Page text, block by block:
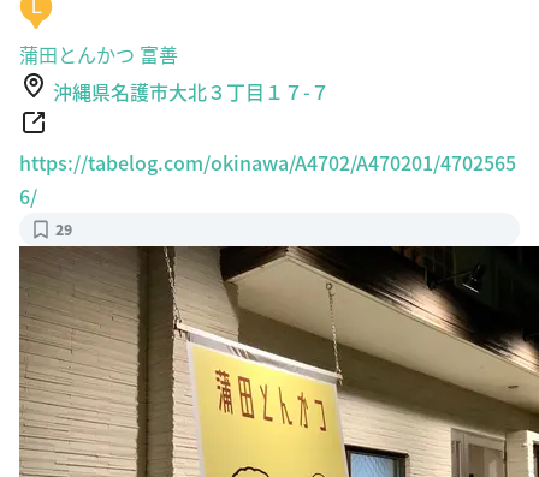
L
蒲田とんかつ 富善
沖縄県名護市大北３丁目１７-７
https://tabelog.com/okinawa/A4702/A470201/4702565
6/
29